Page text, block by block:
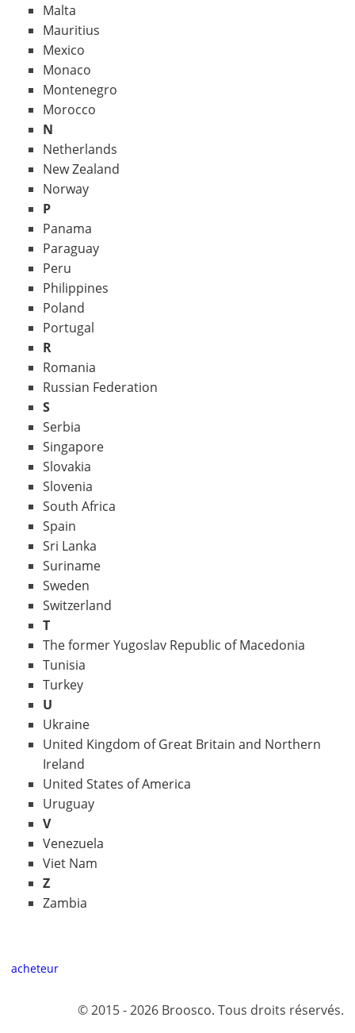
Malta
Mauritius
Mexico
Monaco
Montenegro
Morocco
N
Netherlands
New Zealand
Norway
P
Panama
Paraguay
Peru
Philippines
Poland
Portugal
R
Romania
Russian Federation
S
Serbia
Singapore
Slovakia
Slovenia
South Africa
Spain
Sri Lanka
Suriname
Sweden
Switzerland
T
The former Yugoslav Republic of Macedonia
Tunisia
Turkey
U
Ukraine
United Kingdom of Great Britain and Northern
Ireland
United States of America
Uruguay
V
Venezuela
Viet Nam
Z
Zambia
acheteur
© 2015 - 2026 Broosco. Tous droits réservés.